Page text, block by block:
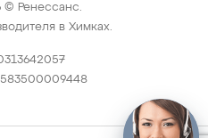
© Ренессанс.
в Химках.